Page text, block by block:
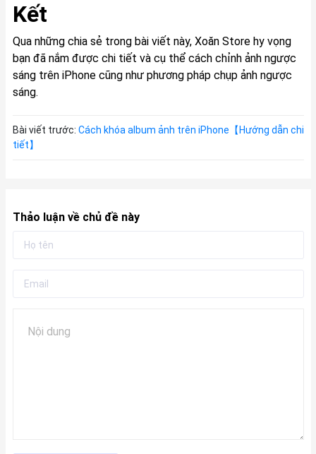
Kết
Qua những chia sẻ trong bài viết này, Xoăn Storehy vọng
bạn đã nắm được chi tiết và cụ thể cách chỉnh ảnh ngược
sáng trên iPhone cũng như phương pháp chụp ảnh ngược
sáng.
Bài viết trước: Cách khóa album ảnh trên iPhone【Hướng dẫn chi
tiết】
Thảo luận về chủ đề này